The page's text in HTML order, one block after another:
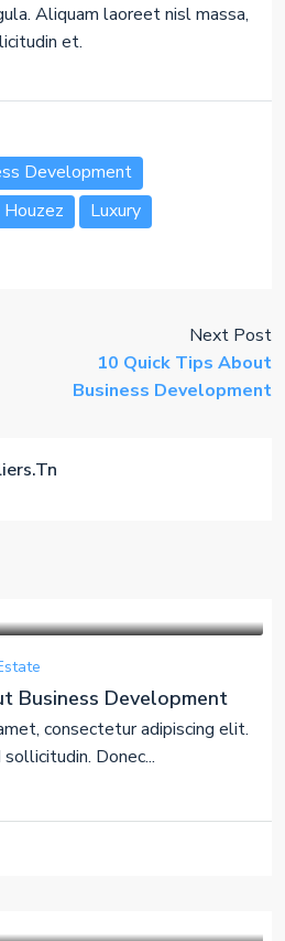
Aliquam laoreet nisl massa,
et.
Development
Houzez
Luxury
Next Post
10 Quick Tips About
Business Development
Business Development
consectetur adipiscing elit.
Donec...